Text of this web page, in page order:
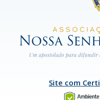
Site com